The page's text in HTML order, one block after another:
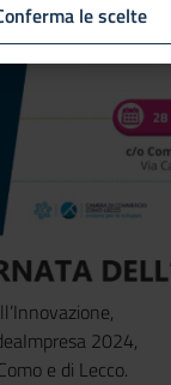
2024,
e di Lecco.
le scelte